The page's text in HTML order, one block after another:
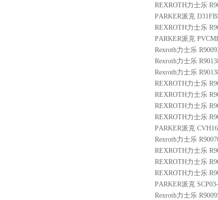
REXROTH力士乐
PARKER派克
REXROTH力士乐
PARKER派克
Rexroth力士乐
Rexroth力士乐
Rexroth力士乐
REXROTH力士乐
REXROTH力士乐
REXROTH力士乐
REXROTH力士乐
PARKER派克
Rexroth力士乐
REXROTH力士乐
REXROTH力士乐
REXROTH力士乐
PARKER派克
Rexroth力士乐